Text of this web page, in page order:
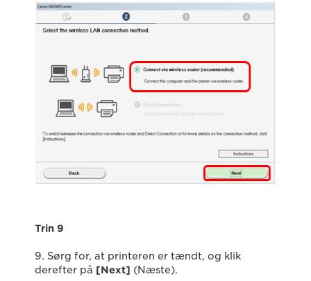
Trin 9
9. Sørg for, at printeren er tændt, og klik
derefter på [Next] (Næste).